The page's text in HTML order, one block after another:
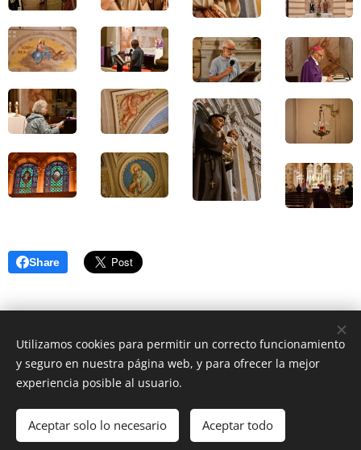
Share
Utilizamos cookies para permitir un correcto funcionamiento
y seguro en nuestra página web, y para ofrecer la mejor
experiencia posible al usuario.
Aceptar solo lo necesario Aceptar todo